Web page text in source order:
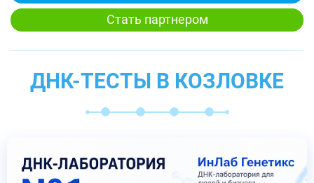
Стать партнером
ДНК-ТЕСТЫ В КОЗЛОВКЕ